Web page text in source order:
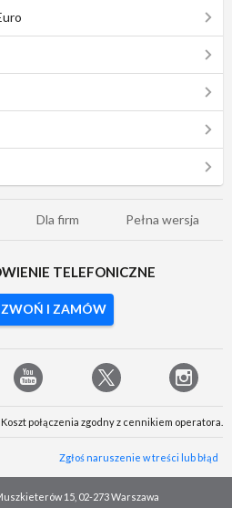
Dla firm Pełna wersja
TELEFONICZNE
I ZAMÓW
Koszt połączenia zgodny z cennikiem operatora.
Zgłoś naruszenie w treści lub błąd
15, 02-273 Warszawa